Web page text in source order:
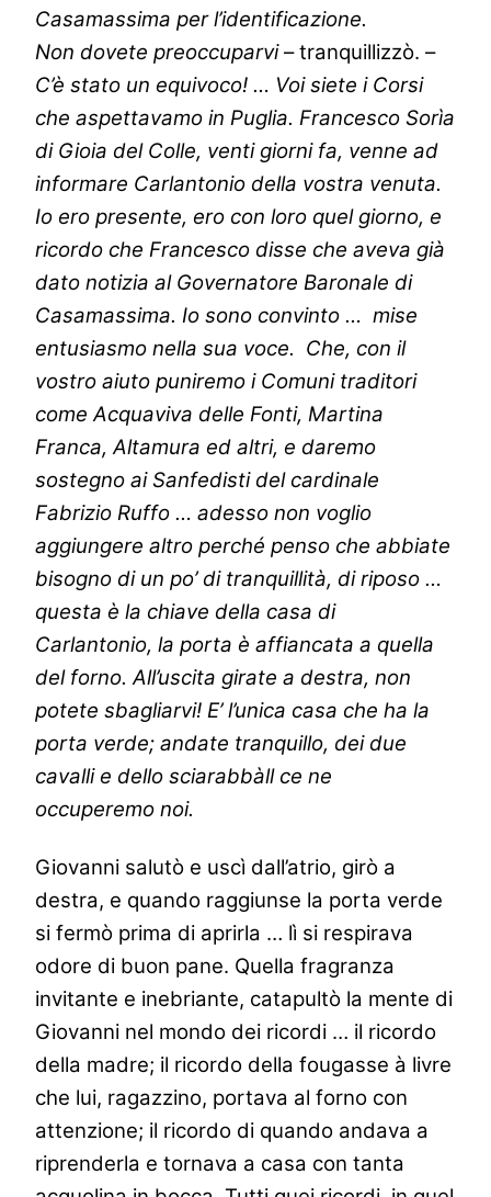
Casamassima per l’identificazione.
Non dovete preoccuparvi– tranquillizzò. –
C’è stato un equivoco! … Voi siete i Corsi
che aspettavamo in Puglia. Francesco Sorìa
di Gioia del Colle, venti giorni fa, venne ad
informare Carlantonio della vostra venuta.
Io ero presente, ero con loro quel giorno, e
ricordo che Francesco disse che aveva già
dato notizia al Governatore Baronale di
Casamassima. Io sono convinto … mise
entusiasmo nella sua voce. Che, con il
vostro aiuto puniremo i Comuni traditori
come Acquaviva delle Fonti, Martina
Franca, Altamura ed altri, e daremo
sostegno ai Sanfedisti del cardinale
Fabrizio Ruffo … adesso non voglio
aggiungere altro perché penso che abbiate
bisogno di un po’ di tranquillità, di riposo …
questa è la chiave della casa di
Carlantonio, la porta è affiancata a quella
del forno. All’uscita girate a destra, non
potete sbagliarvi! E’ l’unica casa che ha la
porta verde; andate tranquillo, dei due
cavalli e dello sciarabbàll ce ne
occuperemo noi.
Giovanni salutò e uscì dall’atrio, girò a
destra, e quando raggiunse la porta verde
si fermò prima di aprirla … lì si respirava
odore di buon pane. Quella fragranza
invitante e inebriante, catapultò la mente di
Giovanni nel mondo dei ricordi … il ricordo
della madre; il ricordo della fougasse à livre
che lui, ragazzino, portava al forno con
attenzione; il ricordo di quando andava a
riprenderla e tornava a casa con tanta